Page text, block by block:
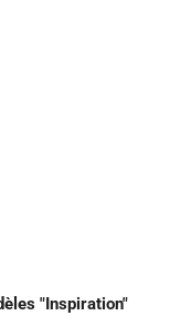
"Inspiration"